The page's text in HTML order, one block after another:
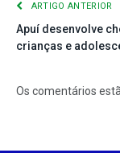
ARTIGO ANTERIOR
Apuí desenvolve
crianças e
Os comentários